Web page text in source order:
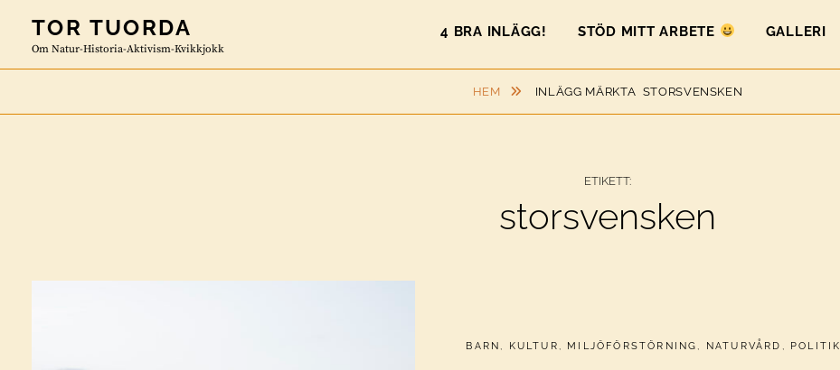
content
TOR TUORDA
Om Natur-Historia-Aktivism-Kvikkjokk
4 BRA INLÄGG! STÖD MITT ARBETE GALLERI
HEM INLÄGG MÄRKTA STORSVENSKEN
ETIKETT:
storsvensken
CATEGORIES:
BARN , KULTUR , MILJÖFÖRSTÖRNING , NATURVÅRD , POLITIK